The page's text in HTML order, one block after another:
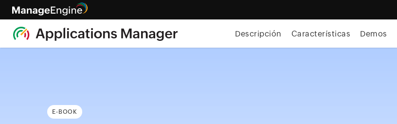
Descripción Características Demos
E-BOOK